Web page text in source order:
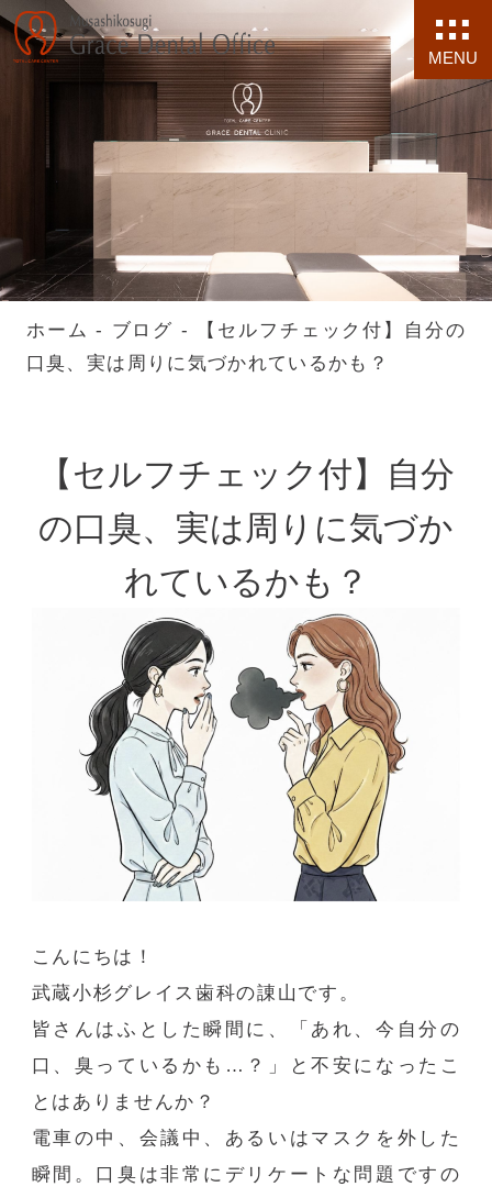
MENU
ホーム - ブログ -
【セルフチェック付】自分の
口臭、実は周りに気づかれているかも？
【セルフチェック付】自分
の口臭、実は周りに気づか
れているかも？
こんにちは！
武蔵小杉グレイス歯科の諌山です。
皆さんはふとした瞬間に、「あれ、今自分の
口、臭っているかも … ？」と不安になったこ
とはありませんか？
電車の中、会議中、あるいはマスクを外した
瞬間。口臭は非常にデリケートな問題ですの